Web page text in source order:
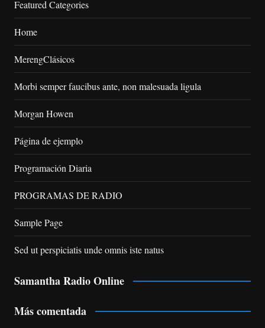
Featured Categories
Home
MerengClásicos
Morbi semper faucibus ante, non malesuada ligula
Morgan Howen
Página de ejemplo
Programación Diaria
PROGRAMAS DE RADIO
Sample Page
Sed ut perspiciatis unde omnis iste natus
Samantha Radio Online
Más comentada